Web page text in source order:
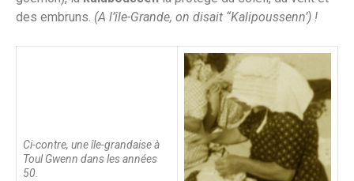
des embruns. (A l’île-Grande, on disait “Kalipoussenn’) !
Ci-contre, une île-grandaise à
Toul Gwenn dans les années
50.